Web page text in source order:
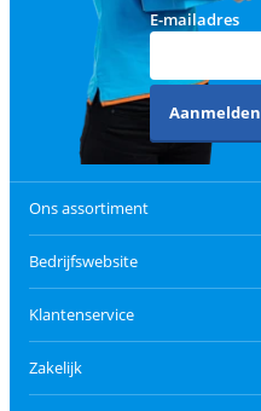
E-mailadres
Aanmelden
Ons assortiment
Bedrijfswebsite
Klantenservice
Zakelijk